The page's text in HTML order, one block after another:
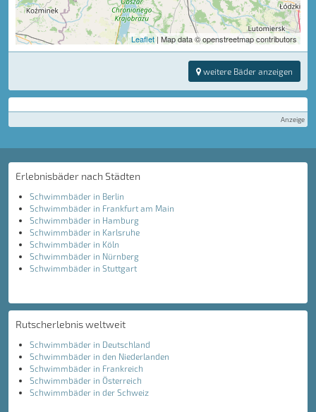
Leaflet | Map data © openstreetmap contributors
weitere Bäder anzeigen
Anzeige
Erlebnisbäder nach Städten
Schwimmbäder in Berlin
Schwimmbäder in Frankfurt am Main
Schwimmbäder in Hamburg
Schwimmbäder in Karlsruhe
Schwimmbäder in Köln
Schwimmbäder in Nürnberg
Schwimmbäder in Stuttgart
Rutscherlebnis weltweit
Schwimmbäder in Deutschland
Schwimmbäder in den Niederlanden
Schwimmbäder in Frankreich
Schwimmbäder in Österreich
Schwimmbäder in der Schweiz